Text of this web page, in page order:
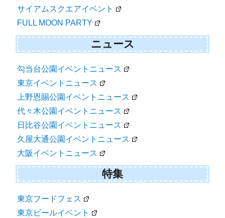
サイアムスクエアイベント
FULL MOON PARTY
ニュース
勾当台公園イベントニュース
東京イベントニュース
上野恩賜公園イベントニュース
代々木公園イベントニュース
日比谷公園イベントニュース
久屋大通公園イベントニュース
大阪イベントニュース
特集
東京フードフェス
東京ビールイベント